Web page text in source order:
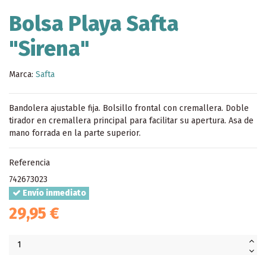
Bolsa Playa Safta
"Sirena"
Marca: Safta
Bandolera ajustable fija. Bolsillo frontal con cremallera. Doble
tirador en cremallera principal para facilitar su apertura. Asa de
mano forrada en la parte superior.
Referencia
742673023
Envío inmediato
29,95 €